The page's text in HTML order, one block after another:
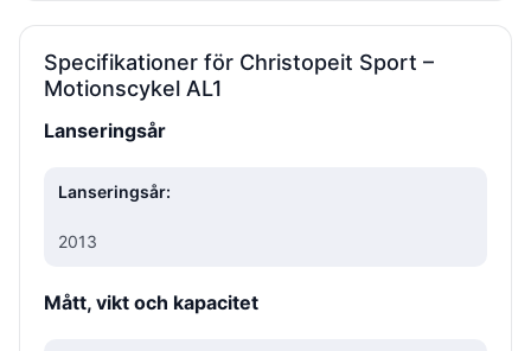
Specifikationer för Christopeit Sport –
Motionscykel AL1
Lanseringsår
Lanseringsår:
2013
Mått, vikt och kapacitet